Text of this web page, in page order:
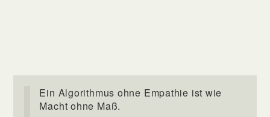
Ein Algorithmus ohne Empathie ist wie
Macht ohne Maß.